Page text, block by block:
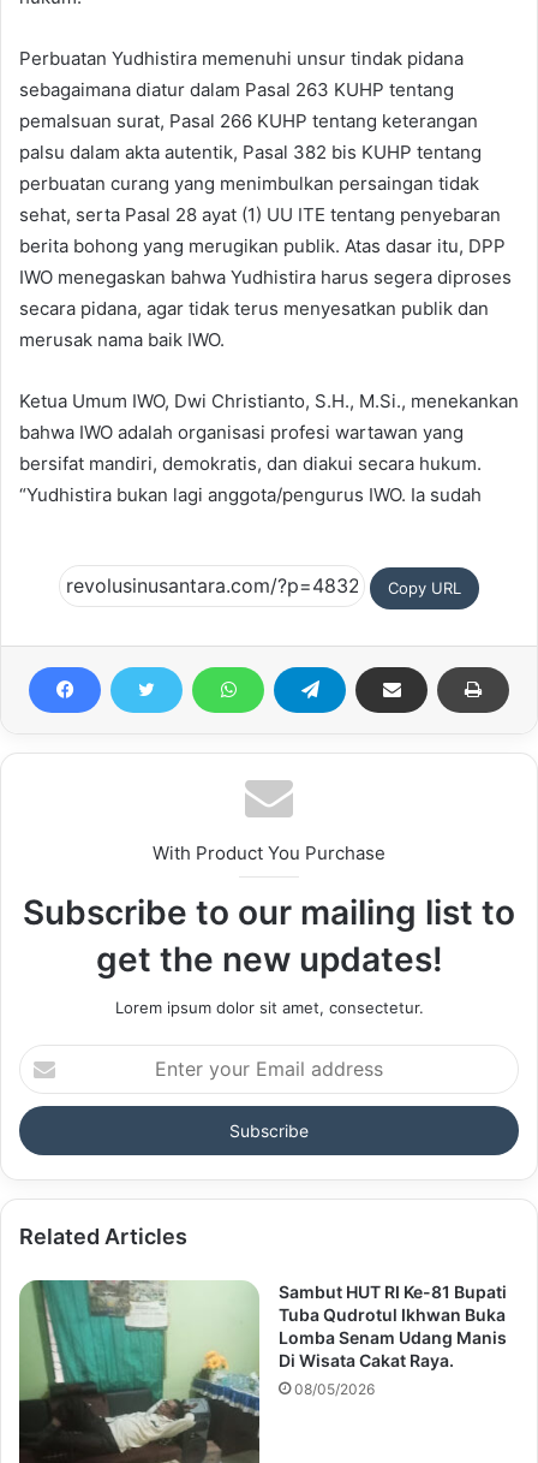
Perbuatan Yudhistira memenuhi unsur tindak pidana
sebagaimana diatur dalam Pasal 263 KUHP tentang
pemalsuan surat, Pasal 266 KUHP tentang keterangan
palsu dalam akta autentik, Pasal 382 bis KUHP tentang
perbuatan curang yang menimbulkan persaingan tidak
sehat, serta Pasal 28 ayat (1) UU ITE tentang penyebaran
berita bohong yang merugikan publik. Atas dasar itu, DPP
IWO menegaskan bahwa Yudhistira harus segera diproses
secara pidana, agar tidak terus menyesatkan publik dan
merusak nama baik IWO.
Ketua Umum IWO, Dwi Christianto, S.H., M.Si., menekankan
bahwa IWO adalah organisasi profesi wartawan yang
bersifat mandiri, demokratis, dan diakui secara hukum.
“Yudhistira bukan lagi anggota/pengurus IWO. Ia sudah
Copy URL
With Product You Purchase
Subscribe to our mailing list to
get the new updates!
Lorem ipsum dolor sit amet, consectetur.
Enter
your
Email
address
Related Articles
Sambut HUT RI Ke-81 Bupati
Tuba Qudrotul Ikhwan Buka
Lomba Senam Udang Manis
Di Wisata Cakat Raya.
08/05/2026